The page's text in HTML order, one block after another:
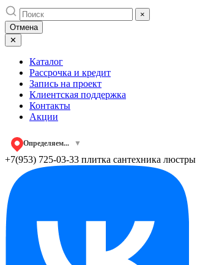
Skip
to
content
×
Отмена
✕
Каталог
Рассрочка и кредит
Запись на проект
Клиентская поддержка
Контакты
Акции
Определяем... ▼
+7(953) 725-03-33 плитка сантехника люстры